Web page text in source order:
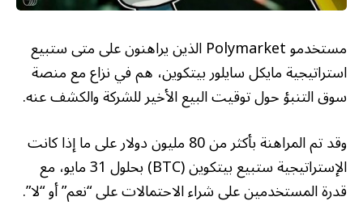
مستخدمو Polymarket الذين يراهنون على متى ستبيع
استراتيجية مايكل سايلور بيتكوين، هم في نزاع مع منصة
سوق التنبؤ حول توقيت البيع الأخير للشركة والكشف عنه.
وقد تم المراهنة بأكثر من 80 مليون دولار على ما إذا كانت
الإستراتيجية ستبيع بيتكوين (BTC) بحلول 31 مايو، مع
قدرة المستخدمين على شراء الاحتمالات على “نعم” أو “لا”.